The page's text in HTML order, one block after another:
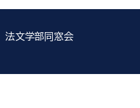
法文学部同窓会